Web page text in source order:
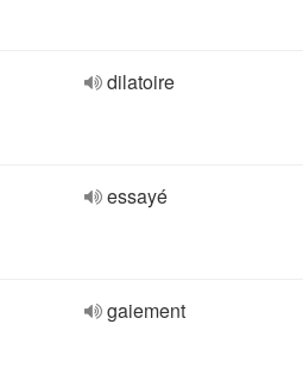
dilatoire
essayé
gaiement